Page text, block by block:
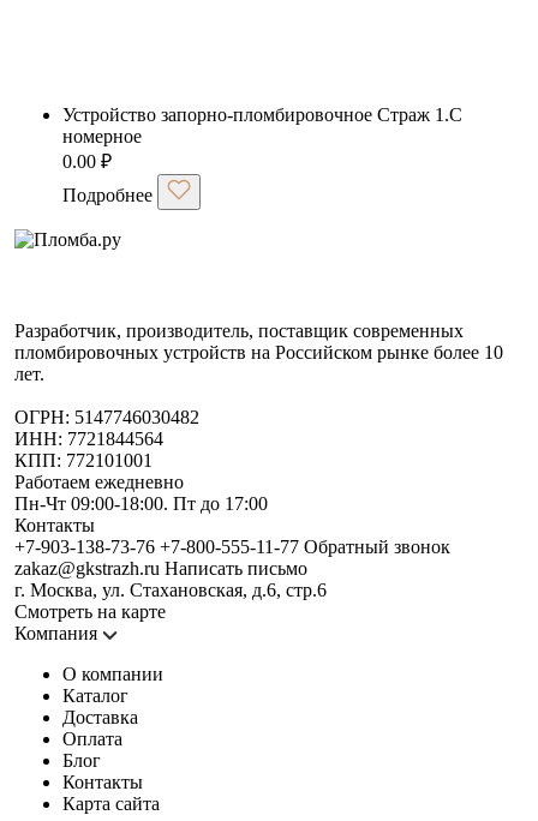
Устройство запорно-пломбировочное Страж 1.С
номерное
0.00 ₽
Подробнее
Разработчик, производитель, поставщик современных
пломбировочных устройств на Российском рынке более 10
лет.
ОГРН: 5147746030482
ИНН: 7721844564
КПП: 772101001
Работаем ежедневно
Пн-Чт 09:00-18:00. Пт до 17:00
Контакты
+7-903-138-73-76 +7-800-555-11-77 Обратный звонок
zakaz@gkstrazh.ru Написать письмо
г. Москва, ул. Стахановская, д.6, стр.6
Смотреть на карте
Компания
О компании
Каталог
Доставка
Оплата
Блог
Контакты
Карта сайта